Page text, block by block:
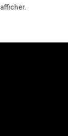
afficher.